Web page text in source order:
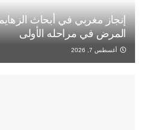
إنجاز مغربي في أبحاث
المرض في مراحله الأولى
أغسطس 7, 2026